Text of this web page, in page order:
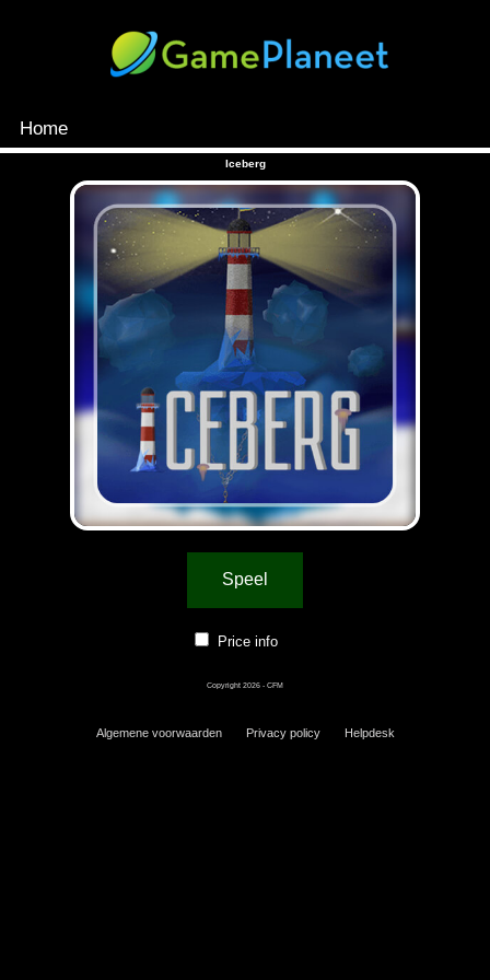
Home
Iceberg
Speel
Price info
Copyright 2026 - CFM
Algemene voorwaarden Privacy policy Helpdesk